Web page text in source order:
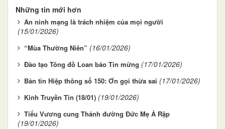
Những tin mới hơn
An ninh mạng là trách nhiệm của mọi người
(15/01/2026)
“Mùa Thường Niên” (16/01/2026)
Đào tạo Tông đồ Loan báo Tin mừng (17/01/2026)
Bản tin Hiệp thông số 150: Ơn gọi thừa sai (17/01/2026)
Kinh Truyền Tin (18/01) (19/01/2026)
Tiểu Vương cung Thánh đường Đức Mẹ Ả Rập
(19/01/2026)